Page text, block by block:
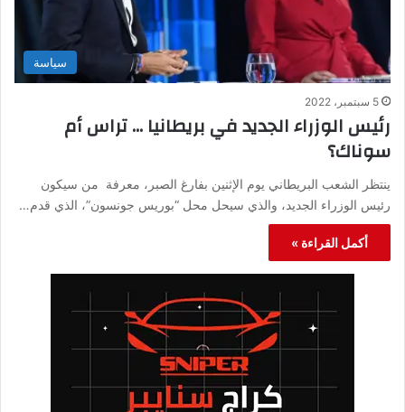
سياسة
5 سبتمبر، 2022
رئيس الوزراء الجديد في بريطانيا … تراس أم
سوناك؟
ينتظر الشعب البريطاني يوم الإثنين بفارغ الصبر، معرفة من سيكون
رئيس الوزراء الجديد، والذي سيحل محل “بوريس جونسون”، الذي قدم…
أكمل القراءة »